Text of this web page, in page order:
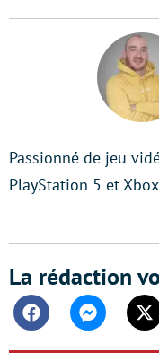
Passionné de jeu
PlayStation 5 et
La rédaction
FacebookMessenger